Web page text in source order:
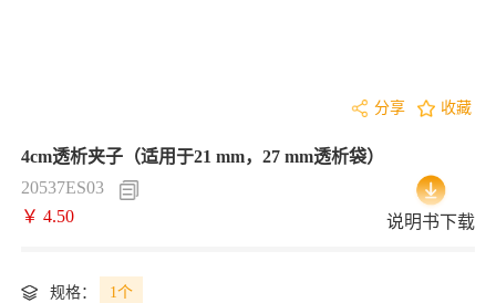
分享 收藏
4cm透析夹子（适用于21 mm，27 mm透析袋）
20537ES03
￥ 4.50
说明书下载
规格： 1个